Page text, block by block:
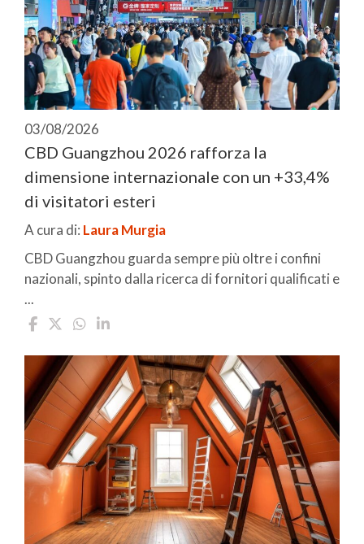
03/08/2026
CBD Guangzhou 2026 rafforza la
dimensione internazionale con un +33,4%
di visitatori esteri
A cura di: Laura Murgia
CBD Guangzhou guarda sempre più oltre i confini
nazionali, spinto dalla ricerca di fornitori qualificati e
...